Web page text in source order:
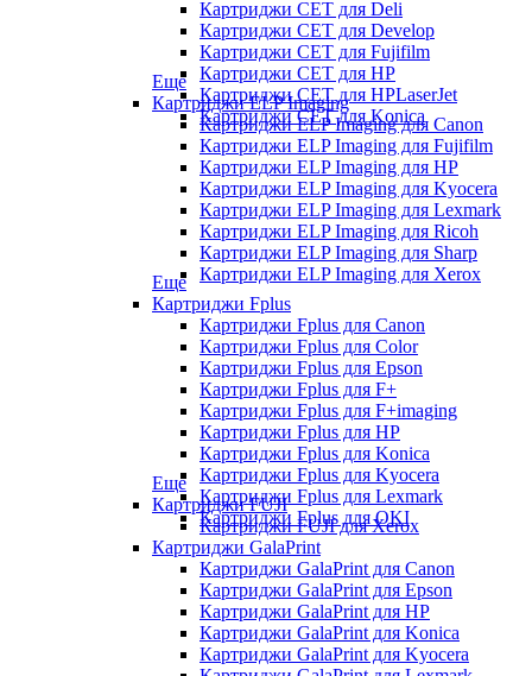
Картриджи CET для Deli
Картриджи CET для Develop
Картриджи CET для Fujifilm
Картриджи CET для HP
Картриджи CET для HPLaserJet
Картриджи CET для Konica
Еще
Картриджи ELP Imaging
Картриджи ELP Imaging для Canon
Картриджи ELP Imaging для Fujifilm
Картриджи ELP Imaging для HP
Картриджи ELP Imaging для Kyocera
Картриджи ELP Imaging для Lexmark
Картриджи ELP Imaging для Ricoh
Картриджи ELP Imaging для Sharp
Картриджи ELP Imaging для Xerox
Еще
Картриджи Fplus
Картриджи Fplus для Canon
Картриджи Fplus для Color
Картриджи Fplus для Epson
Картриджи Fplus для F+
Картриджи Fplus для F+imaging
Картриджи Fplus для HP
Картриджи Fplus для Konica
Картриджи Fplus для Kyocera
Картриджи Fplus для Lexmark
Картриджи Fplus для OKI
Еще
Картриджи FUJI
Картриджи FUJI для Xerox
Картриджи GalaPrint
Картриджи GalaPrint для Canon
Картриджи GalaPrint для Epson
Картриджи GalaPrint для HP
Картриджи GalaPrint для Konica
Картриджи GalaPrint для Kyocera